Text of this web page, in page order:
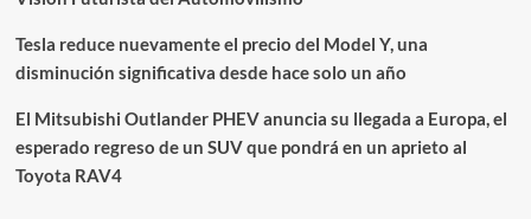
Tesla reduce nuevamente el precio del Model Y, una
disminución significativa desde hace solo un año
El Mitsubishi Outlander PHEV anuncia su llegada a Europa, el
esperado regreso de un SUV que pondrá en un aprieto al
Toyota RAV4